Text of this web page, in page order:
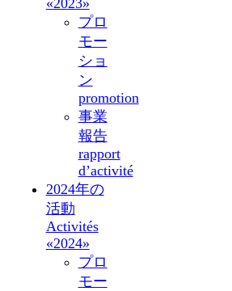
«2023»
プロ
モー
ショ
ン
promotion
事業
報告
rapport
d’activité
2024年の
活動
Activités
«2024»
プロ
モー